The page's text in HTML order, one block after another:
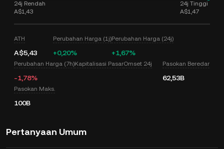
24j Rendah
A$1,43
24j Tinggi
A$1,47
ATH
A$5,43
Perubahan Harga (1j)
+0,20%
Perubahan Harga (24j)
+1,67%
Perubahan Harga (7h)
-1,78%
Kapitalisasi PasarOmset 24j Pasokan Beredar
62,53B
Pasokan Maks.
100B
Pertanyaan Umum